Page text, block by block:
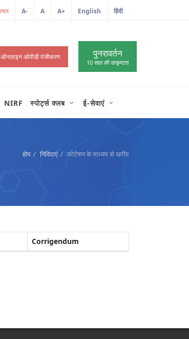
A- A A+ English हिंदी
ऑनलाइन ओपीडी पंजीकरण पुनरावर्तन
10 साल की उत्कृष्टता
NIRF स्पोर्ट्स क्लब ई-सेवाएं
होम निविदाएं कोटेशन के माध्यम से खरीद
Corrigendum